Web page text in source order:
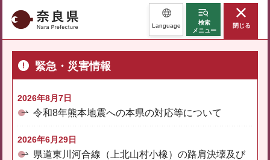
奈良県 Language
検索
メニュー
閉じる
緊急・災害情報
2026年8月7日
令和8年熊本地震への本県の対応等について
2026年6月29日
県道東川河合線（上北山村小橡）の路肩決壊及び